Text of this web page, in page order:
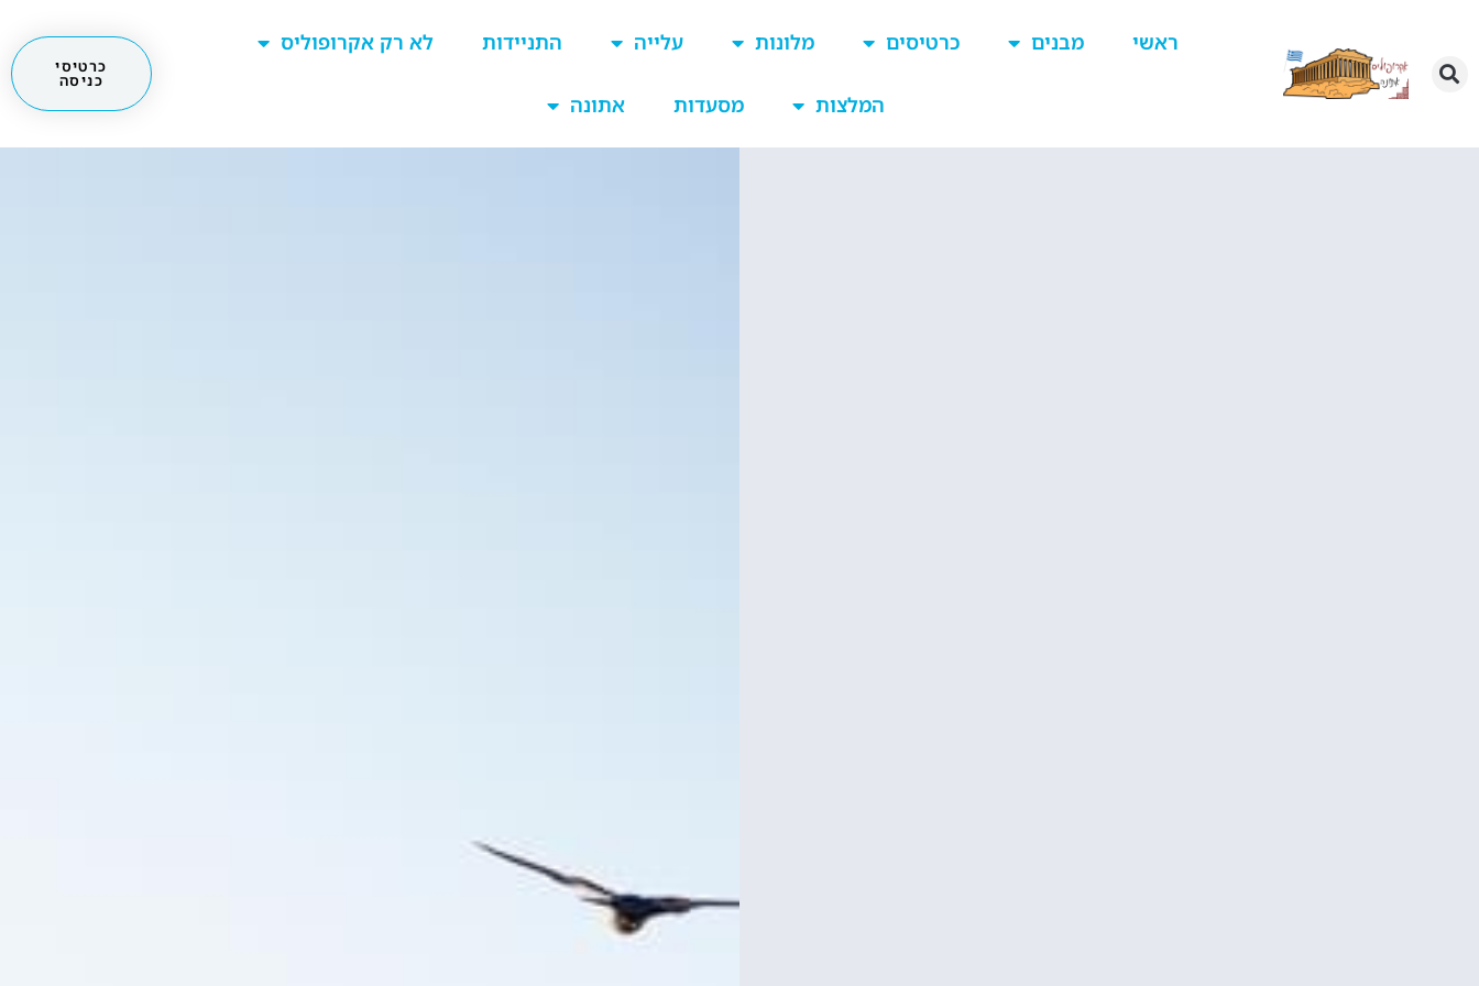
ראשי מבנים כרטיסים מלונות עלייה התניידות לא רק אקרופוליס
המלצות מסעדות אתונה
כרטיסי
כניסה